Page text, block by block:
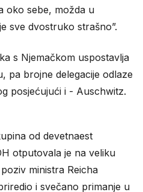
oko sebe, možda u
sve dvostruko strašno”.
s Njemačkom uspostavlja
pa brojne delegacije odlaze
posjećujući i - Auschwitz.
od devetnaest
otputovala je na veliku
ministra Reicha
i svečano primanje u